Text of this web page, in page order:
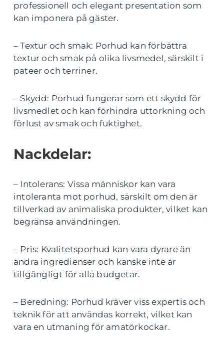
professionell och elegant presentation som
kan imponera på gäster.
– Textur och smak: Porhud kan förbättra
textur och smak på olika livsmedel, särskilt i
pateer och terriner.
– Skydd: Porhud fungerar som ett skydd för
livsmedlet och kan förhindra uttorkning och
förlust av smak och fuktighet.
Nackdelar:
– Intolerans: Vissa människor kan vara
intoleranta mot porhud, särskilt om den är
tillverkad av animaliska produkter, vilket kan
begränsa användningen.
– Pris: Kvalitetsporhud kan vara dyrare än
andra ingredienser och kanske inte är
tillgängligt för alla budgetar.
– Beredning: Porhud kräver viss expertis och
teknik för att användas korrekt, vilket kan
vara en utmaning för amatörkockar.